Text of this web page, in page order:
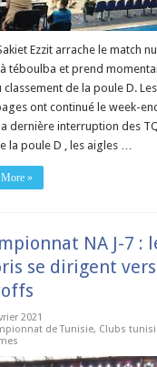
Ezzit arrache le match
téboulba et prend
classement de la poule D.
ont continué le week-
dernière interruption des
la poule D , les aigles …
»
NA J-7 :
se dirigent
2021
de Tunisie, Clubs